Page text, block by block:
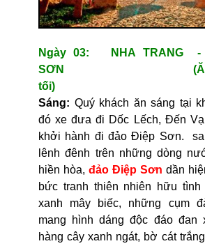
Ngày 03: NHA TRANG
SƠN (Ăn
tối)
Sáng: Quý khách ăn sáng tại
đó xe đưa đi Dốc Lếch, Đến
khởi hành đi đảo Điệp Sơn.
lênh đênh trên những dòng
hiền hòa, đảo Điệp Sơn dần
bức tranh thiên nhiên hữu
xanh mây biếc, những cụm
mang hình dáng độc đáo đan
hàng cây xanh ngát, bờ cát